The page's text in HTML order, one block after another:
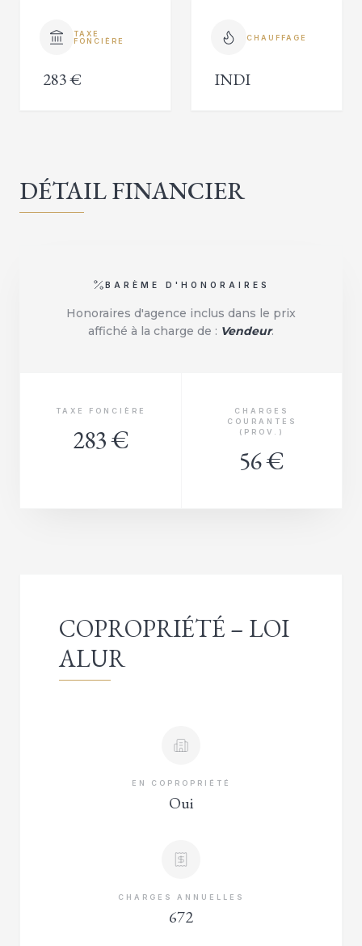
TAXE
FONCIÈRE
283 €
CHAUFFAGE
INDI
DÉTAIL FINANCIER
BARÈME D'HONORAIRES
Honoraires d'agence inclus dans le prix
affiché à la charge de : Vendeur.
TAXE FONCIÈRE
283 €
CHARGES
COURANTES
(PROV.)
56 €
COPROPRIÉTÉ – LOI
ALUR
EN COPROPRIÉTÉ
Oui
CHARGES ANNUELLES
672